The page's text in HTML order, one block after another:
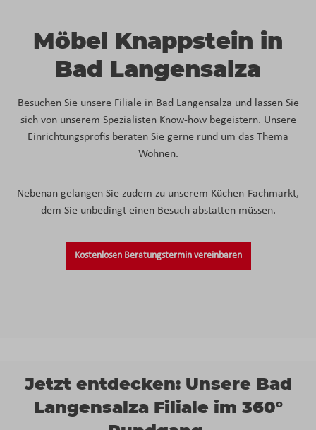
Möbel Knappstein in
Bad Langensalza
Besuchen Sie unsere Filiale in Bad Langensalza und lassen Sie
sich von unserem Spezialisten Know-how begeistern. Unsere
Einrichtungsprofis beraten Sie gerne rund um das Thema
Wohnen.
Nebenan gelangen Sie zudem zu unserem Küchen-Fachmarkt,
dem Sie unbedingt einen Besuch abstatten müssen.
Kostenlosen Beratungstermin vereinbaren
Jetzt entdecken: Unsere Bad
Langensalza Filiale im 360°